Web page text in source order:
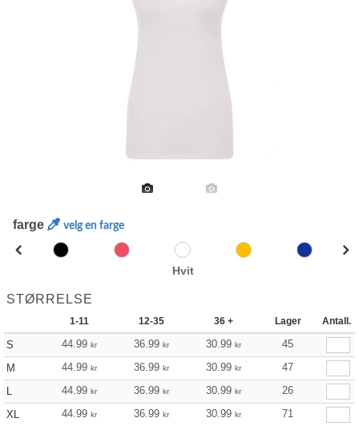
farge velg en farge
Hvit
STØRRELSE
1-11 12-35 36 + Lager Antall.
S 44.99 kr 36.99 kr 30.99 kr
45
M
44.99 kr 36.99 kr 30.99 kr
47
L
44.99 kr 36.99 kr 30.99 kr
26
XL
44.99 kr 36.99 kr 30.99 kr
71